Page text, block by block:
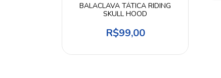
BALACLAVA TÁTICA RIDING
SKULL HOOD
R$99,00